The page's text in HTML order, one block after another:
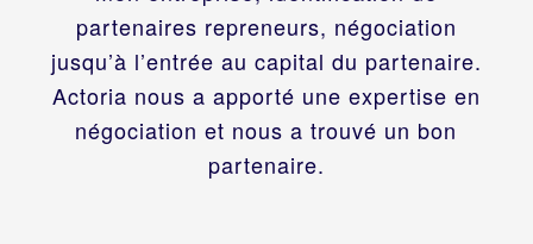
partenaires repreneurs, négociation
jusqu’à l’entrée au capital du partenaire.
Actoria nous a apporté une expertise en
négociation et nous a trouvé un bon
partenaire.